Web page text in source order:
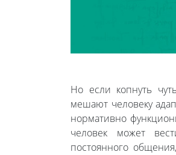
Но если копнуть
мешают человеку
нормативно
человек может
постоянного